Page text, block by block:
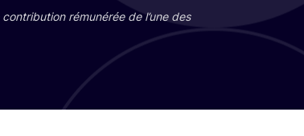
rému­né­rée de l’une des